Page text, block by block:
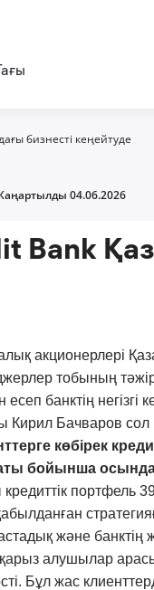
бизнесті кеңейтуде
04.06.2026
Bank
акционерлері
тобының
банктің негізгі
Кирил Бачваров сол
көбірек
бойынша
портфель
және
алушылар
Бұл жас